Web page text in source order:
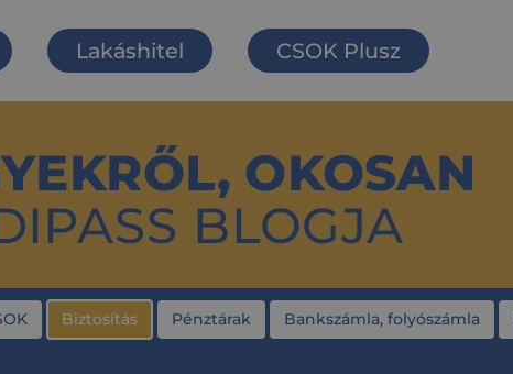
Lakáshitel CSOK Plusz
Biztosítás Pénztárak Bankszámla, folyószámla